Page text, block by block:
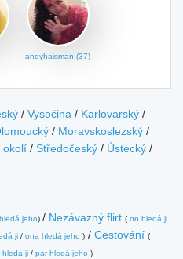
andyhaisman (37)
/ Vysočina / Karlovarský /
/ Moravskoslezský /
okolí / Středočeský / Ústecký /
jeho) / Nezávazný flirt ( on hledá ji
ji / ona hledá jeho ) / Cestování (
hledá ji / pár hledá jeho )